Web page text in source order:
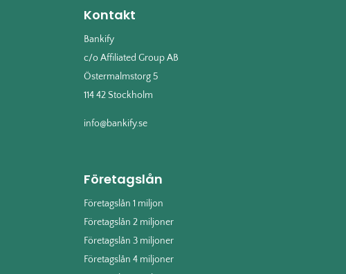
Kontakt
Bankify
c/o Affiliated Group AB
Östermalmstorg 5
114 42 Stockholm
info@bankify.se
Företagslån
Företagslån 1 miljon
Företagslån 2 miljoner
Företagslån 3 miljoner
Företagslån 4 miljoner